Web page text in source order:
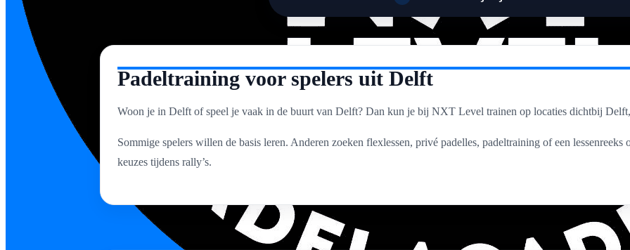
Scherpe tarieven
Padeltraining voor spelers uit Delft
Woon je in Delft of speel je vaak in de buurt van Delft? Dan kun je bij NXT Level trainen op locaties dichtbij
Sommige spelers willen de basis leren. Anderen zoeken flexlessen, privé padelles, padeltraining of een
keuzes tijdens rally’s.